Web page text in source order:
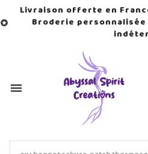

Livraison offerte en
Broderie
